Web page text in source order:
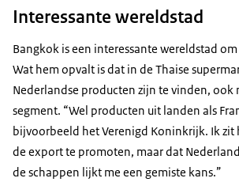
Interessante wereldstad
Bangkok is een interessante wereldstad
Wat hem opvalt is dat in de Thaise
Nederlandse producten zijn te vinden, ook
segment. “Wel producten uit landen als
bijvoorbeeld het Verenigd Koninkrijk. Ik zit
de export te promoten, maar dat
de schappen lijkt me een gemiste kans.”